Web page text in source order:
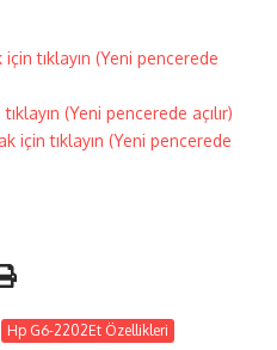
tıklayın (Yeni pencerede
(Yeni pencerede açılır)
için tıklayın (Yeni pencerede
Hp G6-2202Et Özellikleri